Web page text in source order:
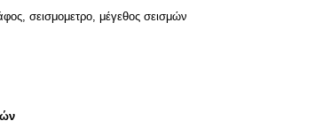
σεισμομετρο, μέγεθος σεισμών